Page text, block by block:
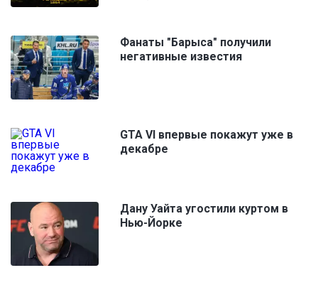
Фанаты "Барыса" получили
негативные известия
GTA VI впервые покажут уже в
декабре
Дану Уайта угостили куртом в
Нью-Йорке